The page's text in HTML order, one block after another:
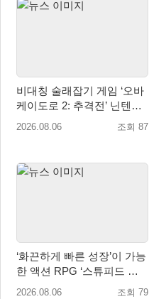
비대칭 술래잡기 게임 ‘오바
케이도로 2: 추격전’ 닌텐도
eShop 출시
2026.08.06 조회 87
‘화끈하게 빠른 성장’이 가능
한 액션 RPG ‘스튜피드 네
버 다이즈’ 패키지판 예약판
2026.08.06 조회 79